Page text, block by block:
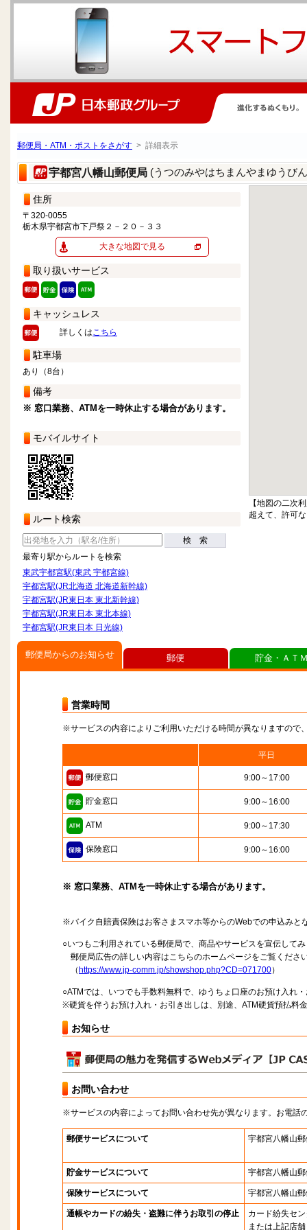
郵便局・ATM・ポストをさがす > 詳細表示
宇都宮八幡山郵便局 (うつのみやはちまんやまゆうび
住所
〒320-0055
栃木県宇都宮市下戸祭２－２０－３３
大きな地図で見る
取り扱いサービス
キャッシュレス
詳しくはこちら
駐車場
あり（8台）
備考
※ 窓口業務、ATMを一時休止する場合があります。
モバイルサイト
ルート検索
検 索
最寄り駅からルートを検索
東武宇都宮駅(東武 宇都宮線)
宇都宮駅(JR北海道 北海道新幹線)
宇都宮駅(JR東日本 東北新幹線)
宇都宮駅(JR東日本 東北本線)
宇都宮駅(JR東日本 日光線)
【地図の二次
超えて、許可
郵便局からのお知らせ
営業時間
※サービスの内容によりご利用いただける時間が異なりますので
平日
郵便窓口 9:00～17:00
貯金窓口 9:00～16:00
ATM 9:00～17:30
保険窓口 9:00～16:00
※ 窓口業務、ATMを一時休止する場合があります。
※バイク自賠責保険はお客さまスマホ等からのWebでの申込みと
○いつもご利用されている郵便局で、商品やサービスを宣伝して
郵便局広告の詳しい内容はこちらのホームページをご覧くださ
（ https://www.jp-comm.jp/showshop.php?CD=071700）
○ATMでは、いつでも手数料無料で、ゆうちょ口座のお預け入れ
※硬貨を伴うお預け入れ・お引き出しは、別途、ATM硬貨預払料
お知らせ
お問い合わせ
※サービスの内容によってお問い合わせ先が異なります。お電話
郵便サービスについて 宇都宮八幡山
貯金サービスについて 宇都宮八幡山
保険サービスについて 宇都宮八幡山
通帳やカードの紛失・盗難に伴うお取引の停止
カード紛失セ
または上記店舗
郵便 貯金・ＡＴ